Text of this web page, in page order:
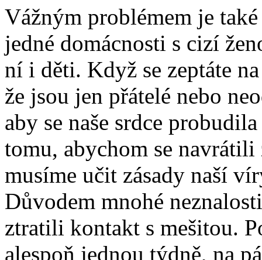
Vážným problémem je
jedné domácnosti s cizí
ní i děti. Když se zeptáte
že jsou jen přátelé nebo
aby se naše srdce
tomu, abychom se
musíme učit zásady naší
Důvodem mnohé
ztratili kontakt s mešitou.
alespoň jednou týdně, na